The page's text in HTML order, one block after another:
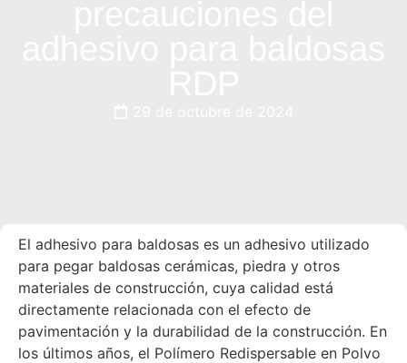
El adhesivo para baldosas es un adhesivo utilizado
para pegar baldosas cerámicas, piedra y otros
materiales de construcción, cuya calidad está
directamente relacionada con el efecto de
pavimentación y la durabilidad de la construcción. En
los últimos años, el Polímero Redispersable en Polvo